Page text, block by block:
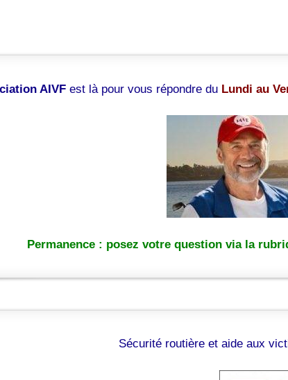
AIVF est là pour vous répondre du Lundi au
Permanence : posez votre question via la
Sécurité routière et aide aux